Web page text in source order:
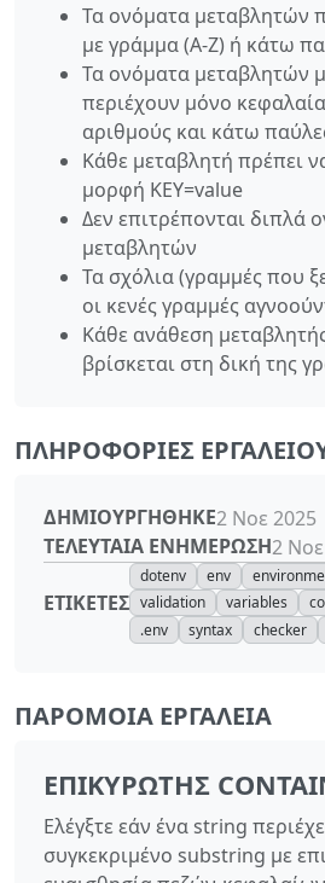
Τα ονόματα μεταβλητών
με γράμμα (A-Z) ή κάτω
Τα ονόματα μεταβλητών
περιέχουν μόνο
αριθμούς και κάτω
Κάθε μεταβλητή πρέπει
μορφή KEY=value
Δεν επιτρέπονται διπλά
μεταβλητών
Τα σχόλια (γραμμές που
οι κενές γραμμές
Κάθε ανάθεση
βρίσκεται στη δική της
ΠΛΗΡΟΦΟΡΊΕΣ
ΔΗΜΙΟΥΡΓΉΘΗΚΕ2 Νοε 2025
ΤΕΛΕΥΤΑΊΑ ΕΝΗΜΈΡΩΣΗ2
ΕΤΙΚΈΤΕΣ
dotenv env
validation
variables
.env
syntax checker
ΠΑΡΌΜΟΙΑ ΕΡΓΑΛΕΊΑ
ΕΠΙΚΥΡΩΤΉΣ
Ελέγξτε εάν ένα string
συγκεκριμένο substring με